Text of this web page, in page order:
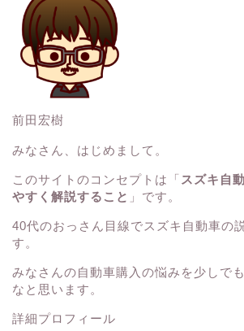
前田宏樹
みなさん、はじめまして。
このサイトのコンセプトは「 スズキ自
やすく解説すること 」です。
40代のおっさん目線でスズキ自動車の
す。
みなさんの自動車購入の悩みを少しで
なと思います。
詳細プロフィール